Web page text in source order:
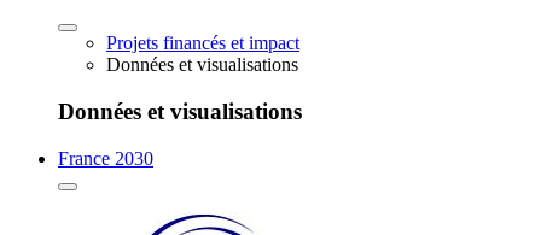
Projets financés et impact
Données et visualisations
Données et visualisations
France 2030